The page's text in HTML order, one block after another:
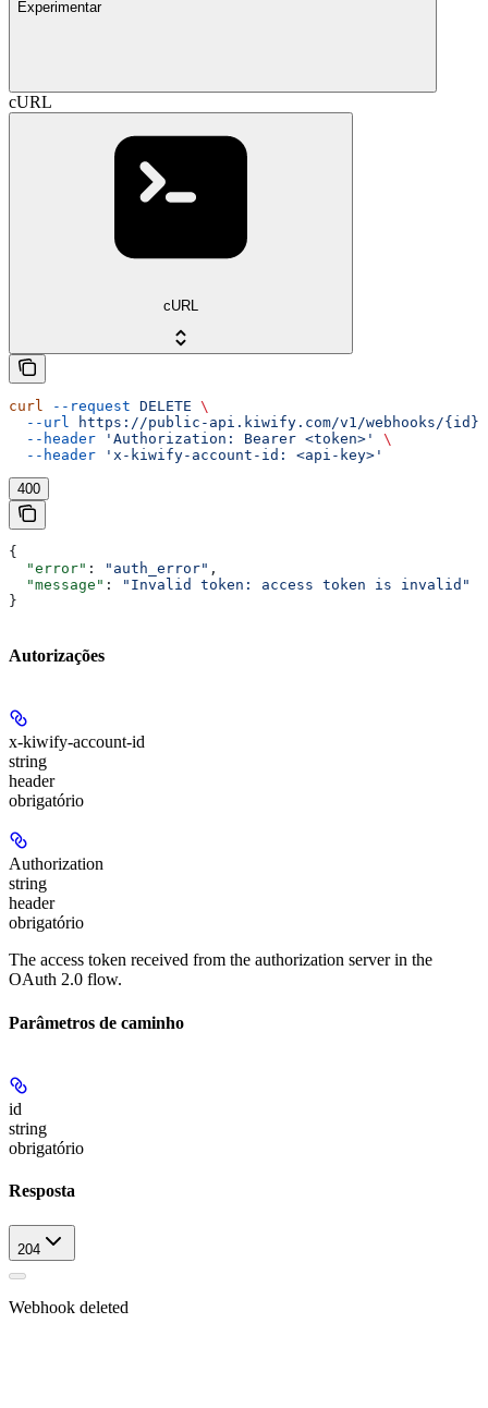
Experimentar
cURL
cURL
curl --request DELETE \
  --url
https://public-api.kiwify.com/v1/webhooks/{id}
  --header
'Authorization: Bearer <token>'
\
  --header
'x-kiwify-account-id: <api-key>'
400
{
  "error"
: "auth_error" ,
  "message"
:
"Invalid token: access token is invalid"
}
Autorizações
x-kiwify-account-id
string
header
obrigatório
Authorization
string
header
obrigatório
The access token received from the authorization server in the
OAuth 2.0 flow.
Parâmetros de caminho
id
string
obrigatório
Resposta
204
Webhook deleted